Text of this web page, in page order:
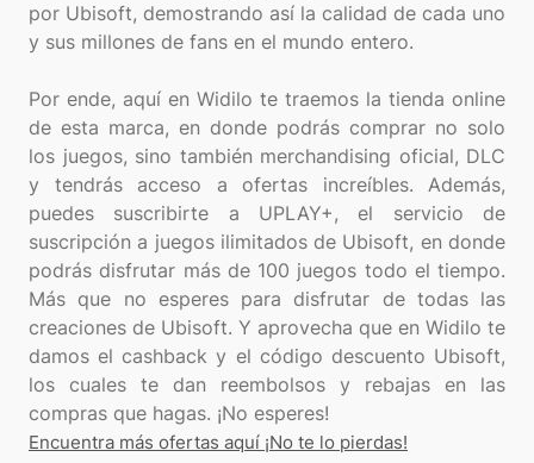
por Ubisoft, demostrando así la calidad de cada uno
y sus millones de fans en el mundo entero.
Por ende, aquí en Widilo te traemos la tienda online
de esta marca, en donde podrás comprar no solo
los juegos, sino también merchandising oficial, DLC
y tendrás acceso a ofertas increíbles. Además,
puedes suscribirte a UPLAY+, el servicio de
suscripción a juegos ilimitados de Ubisoft, en donde
podrás disfrutar más de 100 juegos todo el tiempo.
Más que no esperes para disfrutar de todas las
creaciones de Ubisoft. Y aprovecha que en Widilo te
damos el cashback y el código descuento Ubisoft,
los cuales te dan reembolsos y rebajas en las
Encuentra más ofertas aquí ¡No te lo pierdas!